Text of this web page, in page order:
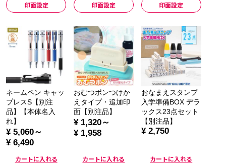
印面設定 印面設定 印面設定
ネームペン キャッ
プレスS【別注
品】【本体名入
れ】
¥ 5,060～
¥ 6,490
カートに入れる
おむつポンつけか
えタイプ・追加印
面【別注品】
¥ 1,320～
¥ 1,958
カートに入れる
おなまえスタンプ
入学準備BOX デラ
ックス23点セット
【別注品】
¥ 2,750
カートに入れる